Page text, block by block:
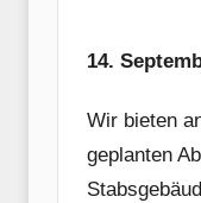
14.
Wir bieten
geplanten